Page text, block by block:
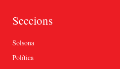
Seccions
Solsona
Política